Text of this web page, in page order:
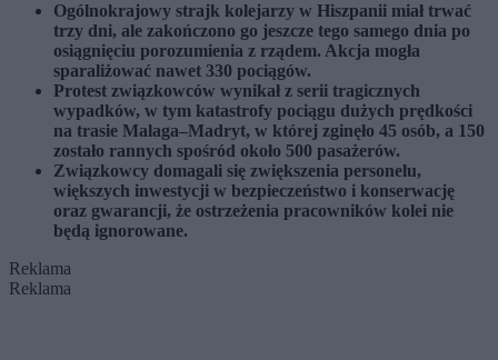
Ogólnokrajowy strajk kolejarzy w Hiszpanii miał trwać
trzy dni, ale zakończono go jeszcze tego samego dnia po
osiągnięciu porozumienia z rządem. Akcja mogła
sparaliżować nawet 330 pociągów.
Protest związkowców wynikał z serii tragicznych
wypadków, w tym katastrofy pociągu dużych prędkości
na trasie Malaga–Madryt, w której zginęło 45 osób, a 150
zostało rannych spośród około 500 pasażerów.
Związkowcy domagali się zwiększenia personelu,
większych inwestycji w bezpieczeństwo i konserwację
oraz gwarancji, że ostrzeżenia pracowników kolei nie
będą ignorowane.
Reklama
Reklama